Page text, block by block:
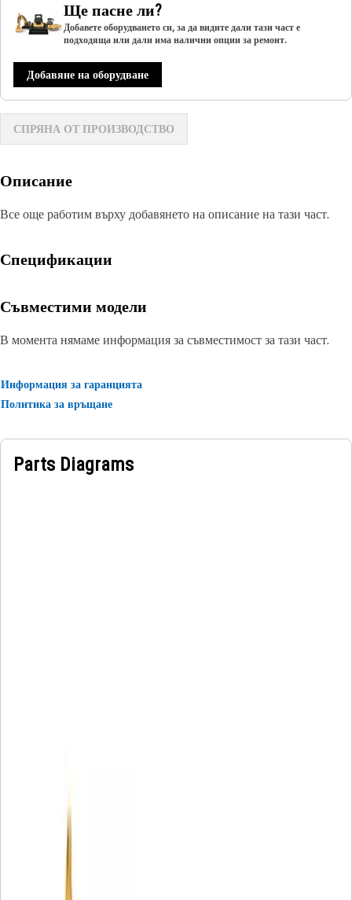
Ще пасне ли?
Добавете оборудването си, за да видите дали тази част е
подходяща или дали има налични опции за ремонт.
Добавяне на оборудване
СПРЯНА ОТ ПРОИЗВОДСТВО
Описание
Все още работим върху добавянето на описание на тази част.
Спецификации
Съвместими модели
В момента нямаме информация за съвместимост за тази част.
Информация за гаранцията
Политика за връщане
Parts Diagrams